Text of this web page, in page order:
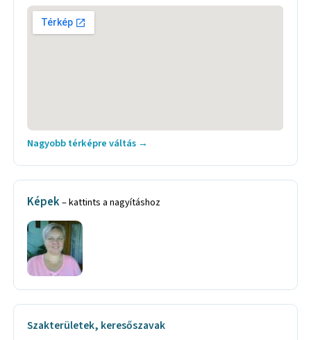
Nagyobb térképre váltás →
Képek– kattints a nagyításhoz
Szakterületek, keresőszavak